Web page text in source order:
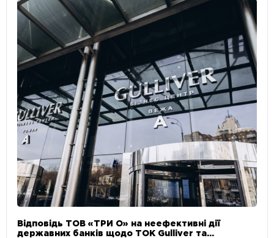
Відповідь ТОВ «ТРИ О» на неефективні дії
державних банків щодо ТОК Gulliver та